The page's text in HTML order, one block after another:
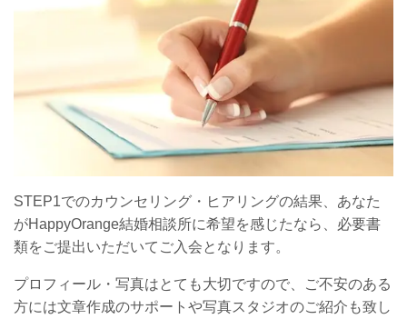
STEP1でのカウンセリング・ヒアリングの結果、あなた
がHappyOrange結婚相談所に希望を感じたなら、必要書
類をご提出いただいてご入会となります。
プロフィール・写真はとても大切ですので、ご不安のある
方には文章作成のサポートや写真スタジオのご紹介も致し